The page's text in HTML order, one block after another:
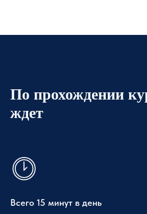
По прохождении
ждет
Всего 15 минут в день